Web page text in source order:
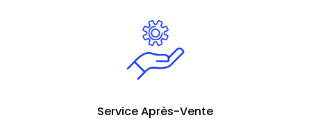
Service Après-Vente